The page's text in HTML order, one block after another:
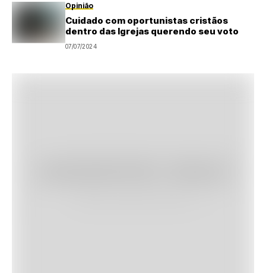
Opinião
Cuidado com oportunistas cristãos
dentro das Igrejas querendo seu voto
07/07/2024